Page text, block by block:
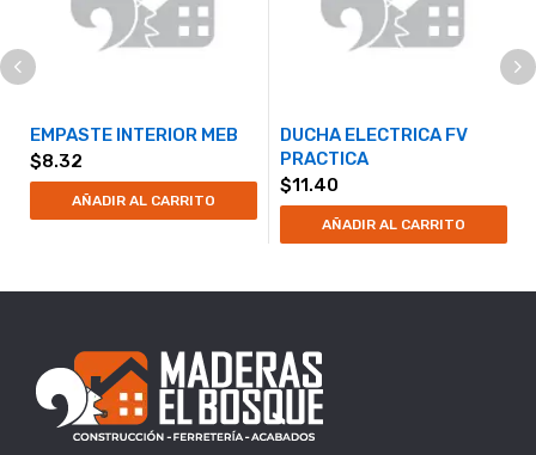
EMPASTE INTERIOR MEB
$8.32
AÑADIR AL CARRITO
DUCHA ELECTRICA FV
PRACTICA
$11.40
AÑADIR AL CARRITO